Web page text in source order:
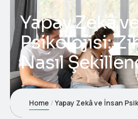
Yapay Zekâ
Psikolojisi:
Nasıl
Home Yapay Zekâ ve İnsan Psikolojisi: Zihnimizi